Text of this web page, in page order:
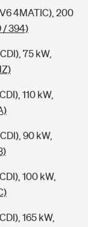
4MATIC), 200
/ 394)
75 kW,
110 kW,
90 kW,
100 kW,
165 kW,